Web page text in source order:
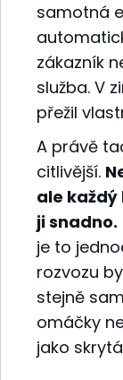
samotná
zákazník
služba. V
přežil
A právě
citlivější.
ale každý
ji snadno.
je to
rozvozu
stejně
omáčky
jako